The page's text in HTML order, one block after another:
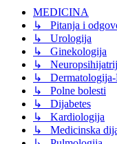
MEDICINA
↳ Pitanja i
↳ Urologija
↳ Ginekologija
↳
↳ Dermatologija-
↳ Polne bolesti
↳ Dijabetes
↳ Kardiologija
↳ Medicinska